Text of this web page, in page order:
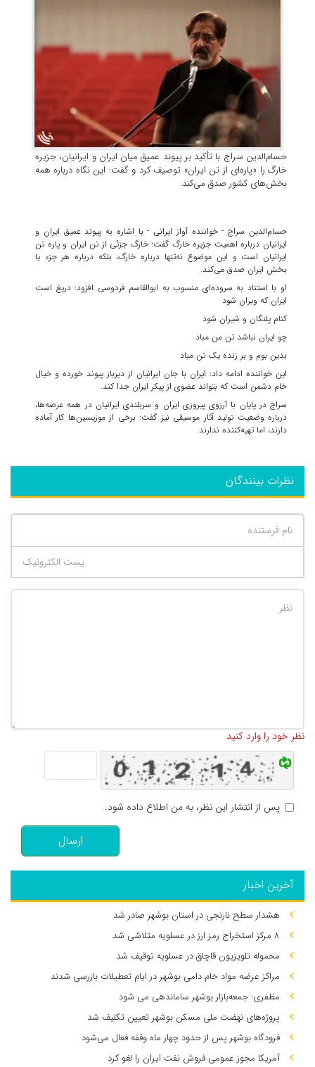
حسام‌الدین سراج با تأکید بر پیوند عمیق میان ایران و ایرانیان، جزیره
خارگ را «پاره‌ای از تن ایران» توصیف کرد و گفت: این نگاه درباره همه
بخش‌های کشور صدق می‌کند.
بخش ایران صدق می‌کند.
ایران که ویران شود
کنام پلنگان و شیران شود
چو ایران نباشد تن من مباد
بدین بوم و بر زنده یک تن مباد
خام دشمن است که بتواند عضوی از پیکر ایران جدا کند.
دارند، اما تهیه‌کننده ندارند.
نظرات بینندگان
نظر خود را وارد کنید
پس از انتشار این نظر، به من اطلاع داده شود.
ارسال
آخرین اخبار
هشدار سطح نارنجی در استان بوشهر صادر شد
۸ مرکز استخراج رمز ارز در عسلویه متلاشی شد
محموله تلویزیون قاچاق در عسلویه توقیف شد
مراکز عرضه مواد خام دامی بوشهر در ایام تعطیلات بازرسی شدند
مظفری: جمعه‌بازار بوشهر ساماندهی می‌ شود
پروژه‌های نهضت ملی مسکن بوشهر تعیین تکلیف شد
فرودگاه بوشهر پس از حدود چهار ماه وقفه فعال می‌شود
آمریکا مجوز عمومی فروش نفت ایران را لغو کرد